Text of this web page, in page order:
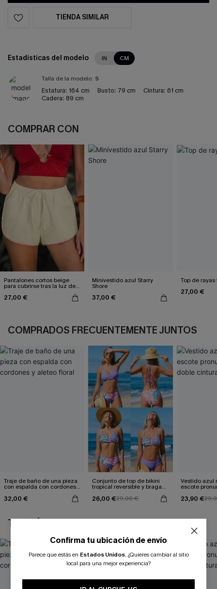
TIENDA SIMILAR
Estadísticas del modelo IN CM
Talla de la modelo: S
Estatura: 164 cm Busto: 79 cm Cintura: 61 cm
Cadera: 89 cm
COMPRAR CON
Pantalones cortos beige
para cubrirse tras la luz del
sol
27,00 €
Minivestido azul Starry
Shore
37,00 €
Top de rayas
27,00 €
COMPRADOS FRECUENTEMENTE JUNTOS
Traje de baño de una pieza
con espalda con cordones y
32,00 €
Conjunto de top de bikini
tropical reversible y braga
26,00 €29,00 €
Vestido azul
escote
23,90 €
TAMBIÉN TE PUEDE GUSTAR
Confirma tu ubicación de envío
Parece que estás en Estados Unidos. ¿Quieres cambiar al sitio
local para una mejor experiencia?